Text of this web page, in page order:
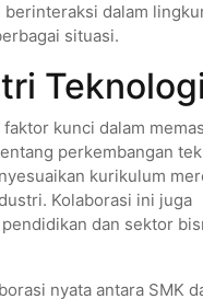
dalam
situasi.
Teknologi
kunci dalam
perkembangan
kurikulum
Kolaborasi ini juga
dan sektor
nyata antara SMK